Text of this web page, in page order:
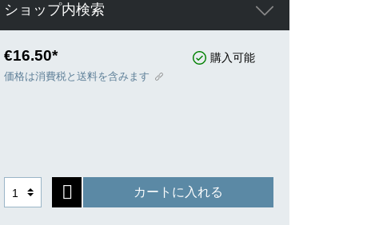
ショップ内検索
€16.50* 購入可能
価格は消費税と送料を含みます
カートに入れる